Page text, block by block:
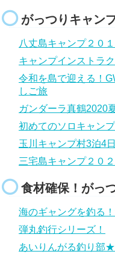
がっつりキャン
八丈島キャンプ２０
キャンプインストラ
令和を島で迎える！
しご旅
ガンダーラ真鶴2020
初めてのソロキャン
玉川キャンプ村3泊4
三宅島キャンプ２０
食材確保！がっ
海のギャングを釣る
弾丸釣行シリーズ！
あいりんがる釣り部